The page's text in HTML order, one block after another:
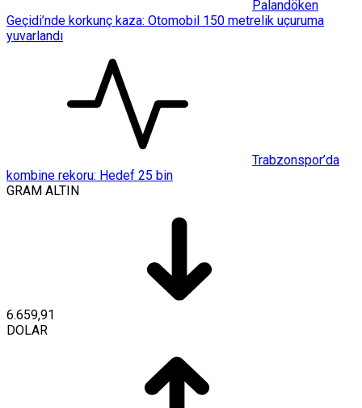
Palandöken
Geçidi’nde korkunç kaza: Otomobil 150 metrelik uçuruma
yuvarlandı
Trabzonspor’da
kombine rekoru: Hedef 25 bin
GRAM ALTIN
6.659,91
DOLAR